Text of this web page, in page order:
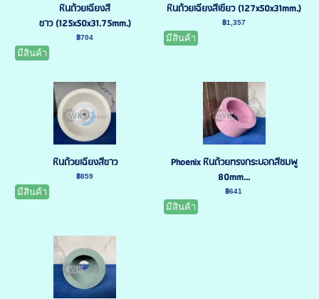
หินถ้วยเฉียงสี
ขาว (125x50x31.75mm.)
฿704
มีสินค้า
หินถ้วยเฉียงสีเขียว (127x50x31mm.)
฿1,357
มีสินค้า
หินถ้วยเฉียงสีขาว
฿859
มีสินค้า
Phoenix หินถ้วยทรงกระบอกสีชมพู
80mm...
฿641
มีสินค้า